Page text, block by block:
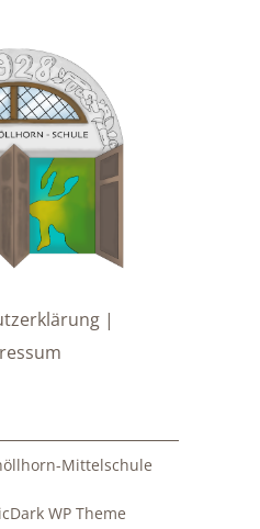
|
Mittelschule
WP Theme